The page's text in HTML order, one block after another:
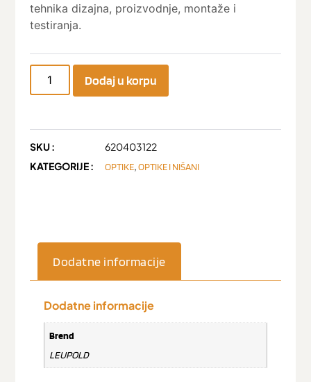
tehnika dizajna, proizvodnje, montaže i
testiranja.
Dodaj u korpu
SKU :
620403122
KATEGORIJE :
OPTIKE,OPTIKE I NIŠANI
Dodatne informacije
Dodatne informacije
Brend
LEUPOLD